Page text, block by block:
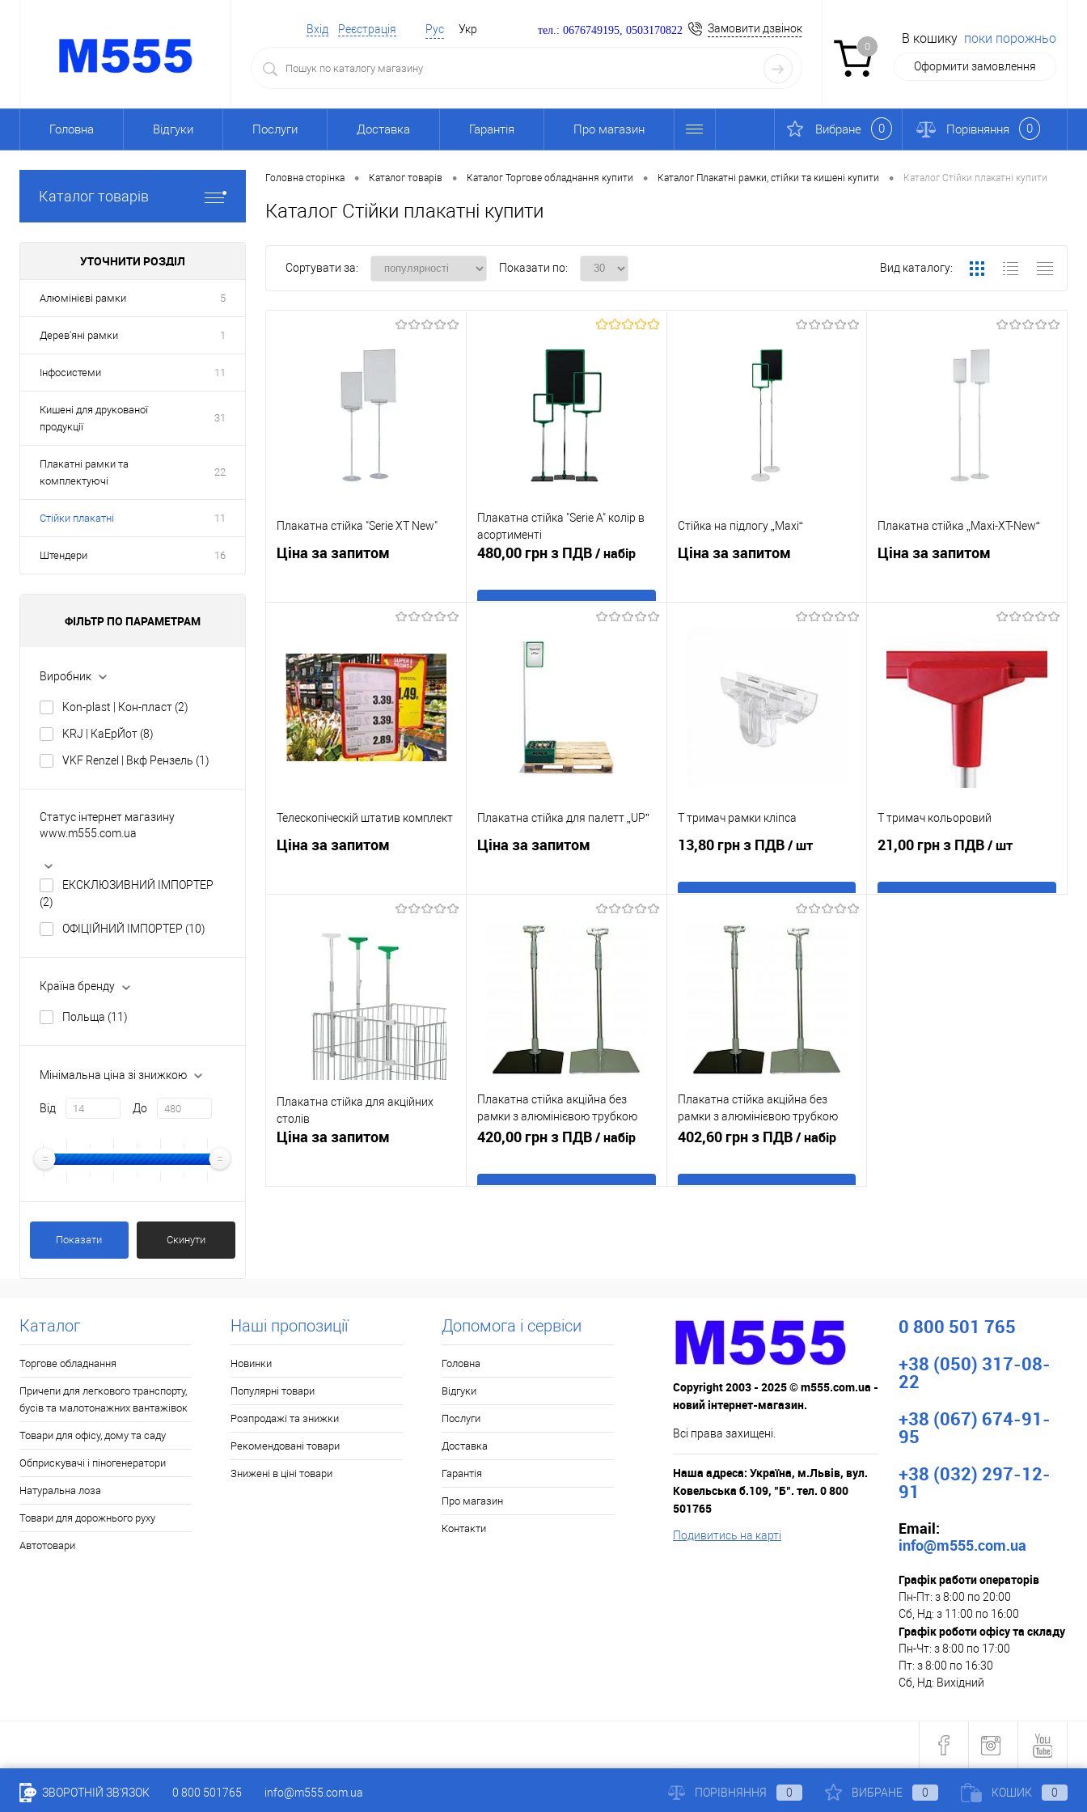
Вхід Реєстрація Рус Укр тел.: 0676749195, 0503170822 Замовити дзвінок
0
В кошику поки порожньо
Оформити замовлення
Головна Відгуки Послуги Доставка Гарантія Про магазин Вибране 0 Порівняння 0
Каталог товарів
УТОЧНИТИ РОЗДІЛ
Алюмінієві рамки 5
Дерев'яні рамки 1
Інфосистеми 11
Кишені для друкованої
продукції
31
Плакатні рамки та
комплектуючі
22
Стійки плакатні 11
Штендери 16
ФІЛЬТР ПО ПАРАМЕТРАМ
Виробник
Kon-plast | Кон-пласт (2)
KRJ | КаЕрЙот (8)
VKF Renzel | Вкф Рензель (1)
Статус інтернет магазину
www.m555.com.ua
ЕКСКЛЮЗИВНИЙ ІМПОРТЕР
(2)
ОФІЦІЙНИЙ ІМПОРТЕР (10)
Країна бренду
Польща (11)
Мінімальна ціна зі знижкою
Від До
Показати Скинути
Головна сторінка • Каталог товарів • Каталог Торгове обладнання купити • Каталог Плакатні рамки, стійки та кишені купити • Каталог Стійки плакатні купити
Каталог Стійки плакатні купити
Сортувати за: Показати по: Вид каталогу:
Плакатна стійка "Serie XT New"
Ціна за запитом
Запросити ціну
Купити в 1 клік
До
порівняння
У обране
В наявності
Плакатна стійка "Serie A" колір в
асортименті
480,00 грн з ПДВ/ набір
В кошик
Купити в 1 клік
Стійка на підлогу „Maxi“
Ціна за запитом
Запросити ціну
Купити в 1 клік
порівняння
В наявності
Плакатна стійка „Maxi-XT-New“
Ціна за запитом
Запросити ціну
Купити в 1 клік
До
порівняння
Телескопіческій штатив комплект
Ціна за запитом
Запросити ціну
В наявності
Плакатна стійка для палетт „UP”
Ціна за запитом
Запросити ціну
Купити в 1 клік
До
порівняння
У обране
В наявності
Т тримач рамки кліпса
13,80 грн з ПДВ/ шт
В кошик
Купити в 1 клік
До
порівняння
У обране
В наявності
Т тримач кольоровий
21,00 грн з ПДВ/ шт
Плакатна стійка для акційних
столів
Ціна за запитом
Плакатна стійка акційна без
рамки з алюмінієвою трубкою
300-600 мм
420,00 грн з ПДВ/ набір
Плакатна стійка акційна без
рамки з алюмінієвою трубкою
800-1450 мм
402,60 грн з ПДВ/ набір
Каталог
Торгове обладнання
Причепи для легкового транспорту,
бусів та малотонажних вантажівок
Товари для офісу, дому та саду
Обприскувачі і піногенератори
Натуральна лоза
Товари для дорожнього руху
Автотовари
Наші пропозиції
Новинки
Популярні товари
Розпродажі та знижки
Рекомендовані товари
Знижені в ціні товари
Допомога і сервіси
Головна
Відгуки
Послуги
Доставка
Гарантія
Про магазин
Контакти
Copyright 2003 - 2025 © m555.com.ua -
новий інтернет-магазин.
Всі права захищені.
Наша адреса: Україна, м.Львів, вул.
Ковельська б.109, "Б". тел. 0 800
501765
Подивитись на карті
0 800 501 765
+38 (050) 317-08-
22
+38 (067) 674-91-
95
+38 (032) 297-12-
91
Email:
info@m555.com.ua
Графік работи операторів
Пн-Пт: з 8:00 по 20:00
Сб, Нд: з 11:00 по 16:00
Графік роботи офісу та складу
Пн-Чт: з 8:00 по 17:00
Пт: з 8:00 по 16:30
Сб, Нд: Вихідний
ЗВОРОТНІЙ ЗВ'ЯЗОК 0 800 501765 info@m555.com.ua ПОРІВНЯННЯ 0 ВИБРАНЕ 0 КОШИК 0